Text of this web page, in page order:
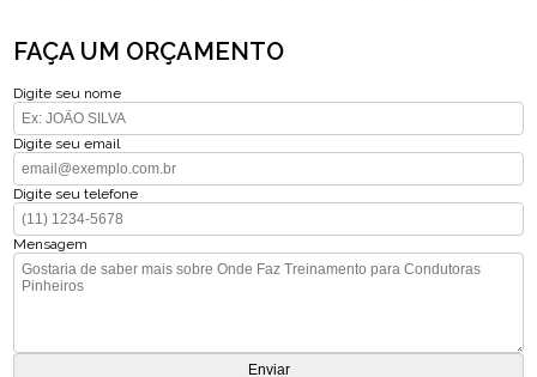
FAÇA UM ORÇAMENTO
Digite seu nome
Digite seu email
Digite seu telefone
Mensagem